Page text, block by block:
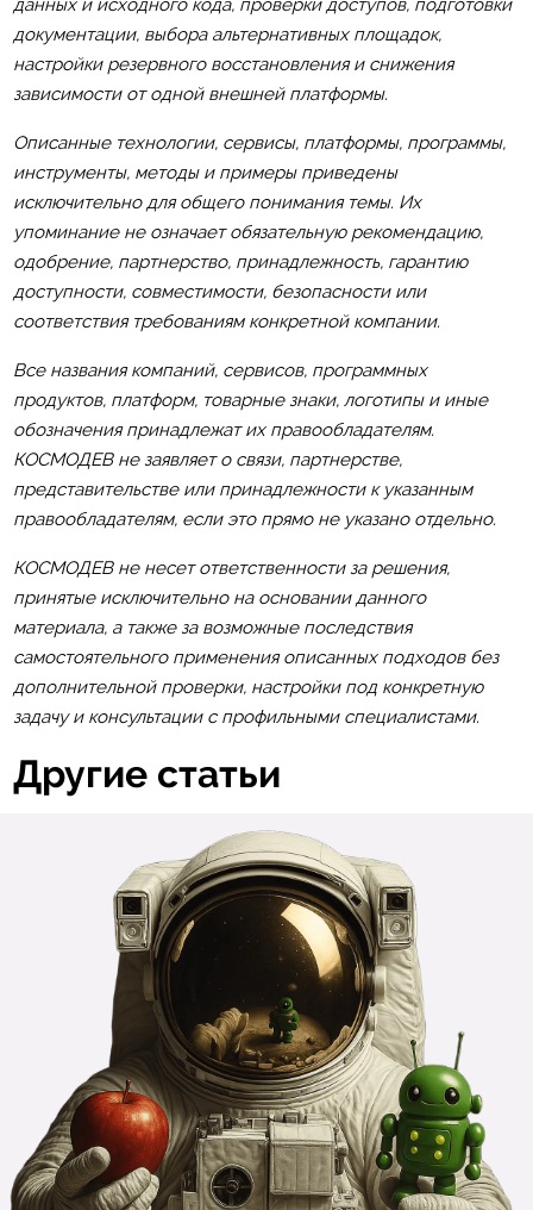
данных и исходного кода, проверки доступов, подготовки
документации, выбора альтернативных площадок,
настройки резервного восстановления и снижения
зависимости от одной внешней платформы.
Описанные технологии, сервисы, платформы, программы,
инструменты, методы и примеры приведены
исключительно для общего понимания темы. Их
упоминание не означает обязательную рекомендацию,
одобрение, партнерство, принадлежность, гарантию
доступности, совместимости, безопасности или
соответствия требованиям конкретной компании.
Все названия компаний, сервисов, программных
продуктов, платформ, товарные знаки, логотипы и иные
обозначения принадлежат их правообладателям.
КОСМОДЕВ не заявляет о связи, партнерстве,
представительстве или принадлежности к указанным
правообладателям, если это прямо не указано отдельно.
КОСМОДЕВ не несет ответственности за решения,
принятые исключительно на основании данного
материала, а также за возможные последствия
самостоятельного применения описанных подходов без
дополнительной проверки, настройки под конкретную
задачу и консультации с профильными специалистами.
Другие статьи